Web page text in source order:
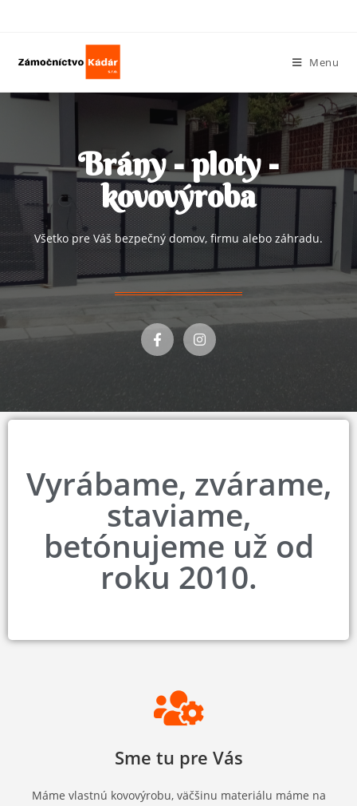
Menu
Brány - ploty -
kovovýroba
Všetko pre Váš bezpečný domov, firmu alebo záhradu.
Vyrábame, zvárame,
staviame,
betónujeme už od
roku 2010.
Sme tu pre Vás
Máme vlastnú kovovýrobu, väčšinu materiálu máme na